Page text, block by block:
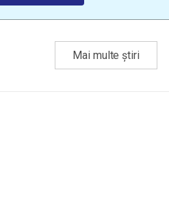
Mai multe știri